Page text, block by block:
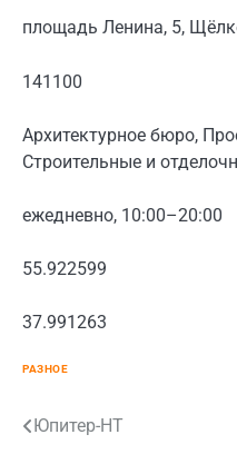
площадь Ленина, 5,
141100
Архитектурное бюро,
Строительные и
ежедневно, 10:00–20:00
55.922599
37.991263
РАЗНОЕ
Навигация
Юпитер-НТ